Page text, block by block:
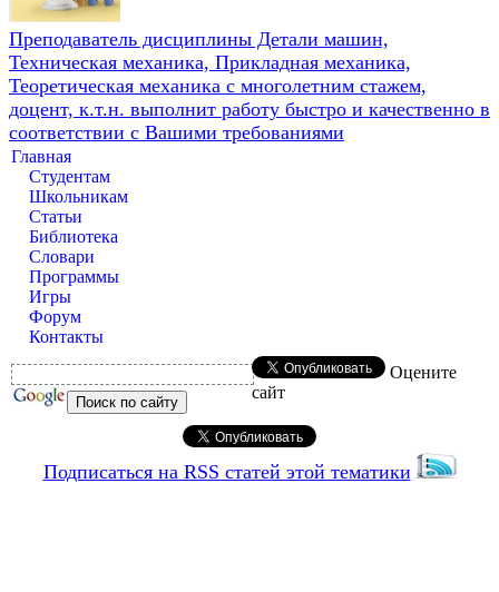
Преподаватель дисциплины Детали машин,
Техническая механика, Прикладная механика,
Теоретическая механика с многолетним стажем,
доцент, к.т.н. выполнит работу быстро и качественно в
соответствии с Вашими требованиями
Главная
Студентам
Школьникам
Статьи
Библиотека
Словари
Программы
Игры
Форум
Контакты
Оцените
сайт
Подписаться на RSS статей этой тематики